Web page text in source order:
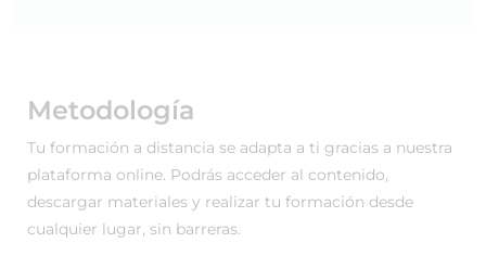
Metodología
Tu formación a distancia se adapta a ti gracias a nuestra
plataforma online. Podrás acceder al contenido,
descargar materiales y realizar tu formación desde
cualquier lugar, sin barreras.